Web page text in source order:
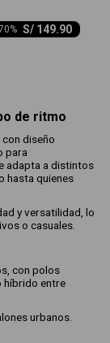
S/ 149.90
de ritmo
diseño
para
adapta a distintos
hasta quienes
y versatilidad, lo
o casuales.
con polos
híbrido entre
urbanos.